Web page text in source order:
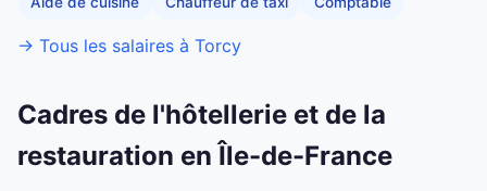
→ Tous les salaires à Torcy
Cadres de l'hôtellerie et de la
restauration en Île-de-France